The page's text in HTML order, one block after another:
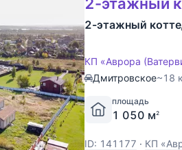
2-этажный
КП «Аврора
Дмитровское~18
площадь
1 050 м2
ID: 141177 · КП